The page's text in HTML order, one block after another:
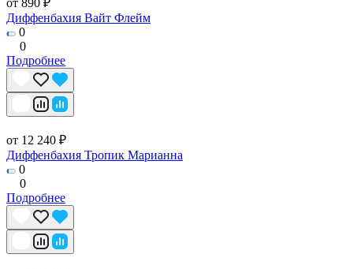
Диффенбахия Вайт Флейм
0
0
Подробнее
от 12 240 ₽
Диффенбахия Тропик Марианна
0
0
Подробнее